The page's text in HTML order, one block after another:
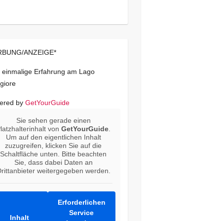
ANZEIGE*
einmalige Erfahrung am Lago
by GetYourGuide
Sie sehen gerade einen
vonGetYourGuide
Um auf den eigentlichen Inhalt
zuzugreifen, klicken Sie auf die
Schaltfläche unten. Bitte beachten
Sie, dass dabei Daten an
weitergegeben werden.
Inhalt
Erforderlichen
Service